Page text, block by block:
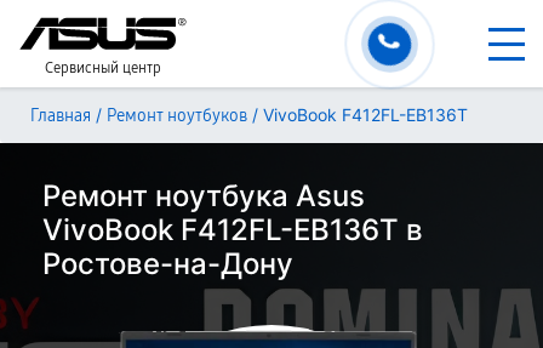
Сервисный центр
Главная / Ремонт ноутбуков / VivoBook F412FL-EB136T
Ремонт ноутбука Asus
VivoBook F412FL-EB136T в
Ростове-на-Дону